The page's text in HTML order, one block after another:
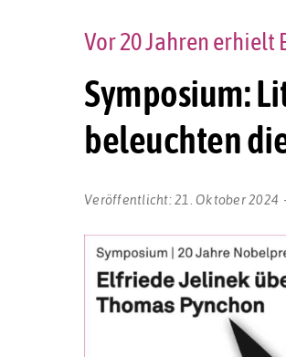
Symposium:
beleuchten
Vor 20 Jahren
Veröffentlicht:21. Oktober 2024